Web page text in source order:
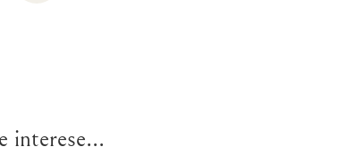
interese...